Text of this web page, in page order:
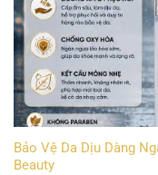
Bảo Vệ Da Dịu Dàng
Beauty